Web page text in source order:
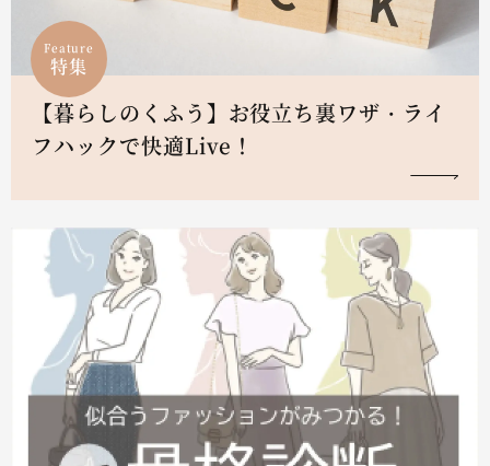
Feature
特集
【暮らしのくふう】お役立ち裏ワザ・ライ
フハックで快適Live！